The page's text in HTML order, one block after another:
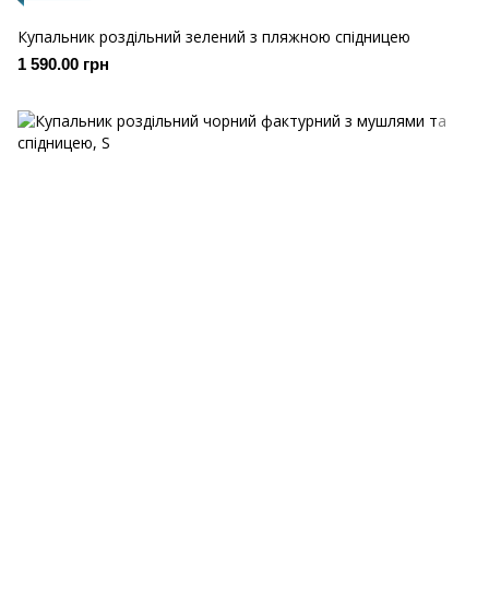
Купальник роздільний зелений з пляжною спідницею
1 590.00 грн